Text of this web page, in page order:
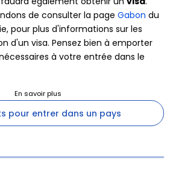
de consulter la page Gabon du
pour plus d'informations sur les
d'un visa. Pensez bien à emporter
à votre entrée dans le
pour entrer dans un pays